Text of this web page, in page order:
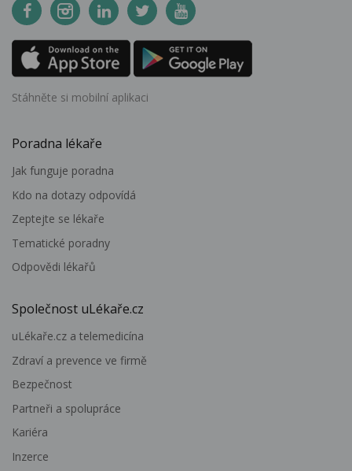
Stáhněte si mobilní aplikaci
Poradna lékaře
Jak funguje poradna
Kdo na dotazy odpovídá
Zeptejte se lékaře
Tematické poradny
Odpovědi lékařů
Společnost uLékaře.cz
uLékaře.cz a telemedicína
Zdraví a prevence ve firmě
Bezpečnost
Partneři a spolupráce
Kariéra
Inzerce